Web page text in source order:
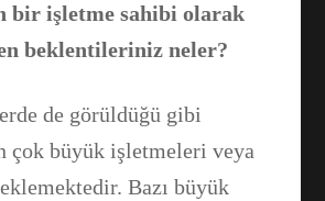
bir işletme sahibi olarak
beklentileriniz neler?
de görüldüğü gibi
çok büyük işletmeleri veya
Bazı büyük